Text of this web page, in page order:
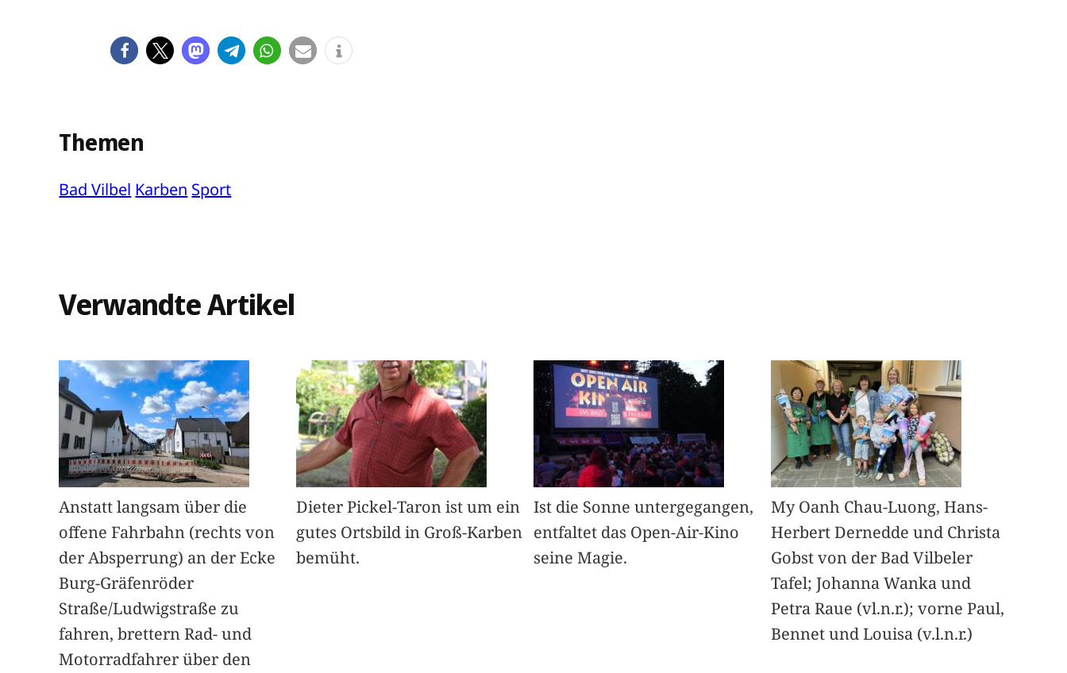
Themen
Bad Vilbel Karben Sport
Verwandte Artikel
Anstatt langsam über die
offene Fahrbahn (rechts von
der Absperrung) an der Ecke
Burg-Gräfenröder
Straße/Ludwigstraße zu
fahren, brettern Rad- und
Motorradfahrer über den
Dieter Pickel-Taron ist um ein
gutes Ortsbild in Groß-Karben
bemüht.
Ist die Sonne untergegangen,
entfaltet das Open-Air-Kino
seine Magie.
My Oanh Chau-Luong, Hans-
Herbert Dernedde und Christa
Gobst von der Bad Vilbeler
Tafel; Johanna Wanka und
Petra Raue (vl.n.r.); vorne Paul,
Bennet und Louisa (v.l.n.r.)